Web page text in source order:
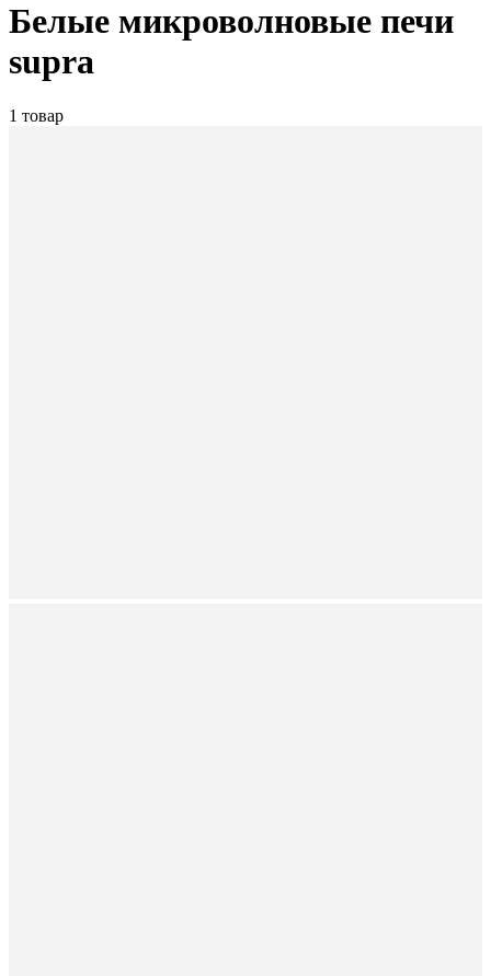
Белые микроволновые печи
supra
1 товар